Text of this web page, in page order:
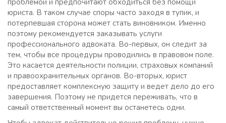
юриста. В таком случае споры часто заходя в тупик, и
потерпевшая сторона может стать виновником. Именно
поэтому рекомендуется заказывать услуги
профессионального адвоката. Во-первых, он следит за
тем, чтобы все процедуры проводились в правовом поле.
Это касается деятельности полиции, страховых компаний
и правоохранительных органов. Во-вторых, юрист
предоставляет комплексную защиту и ведет дело до его
завершения. Поэтому не придется переживать, что в
самый ответственный момент вы останетесь одни.